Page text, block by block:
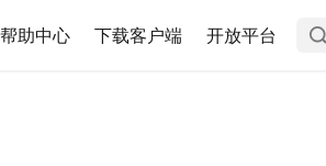
帮助中心 下载客户端 开放平台